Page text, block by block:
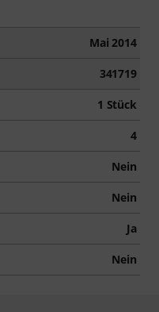
Mai 2014
341719
1 Stück
4
Nein
Nein
Ja
Nein